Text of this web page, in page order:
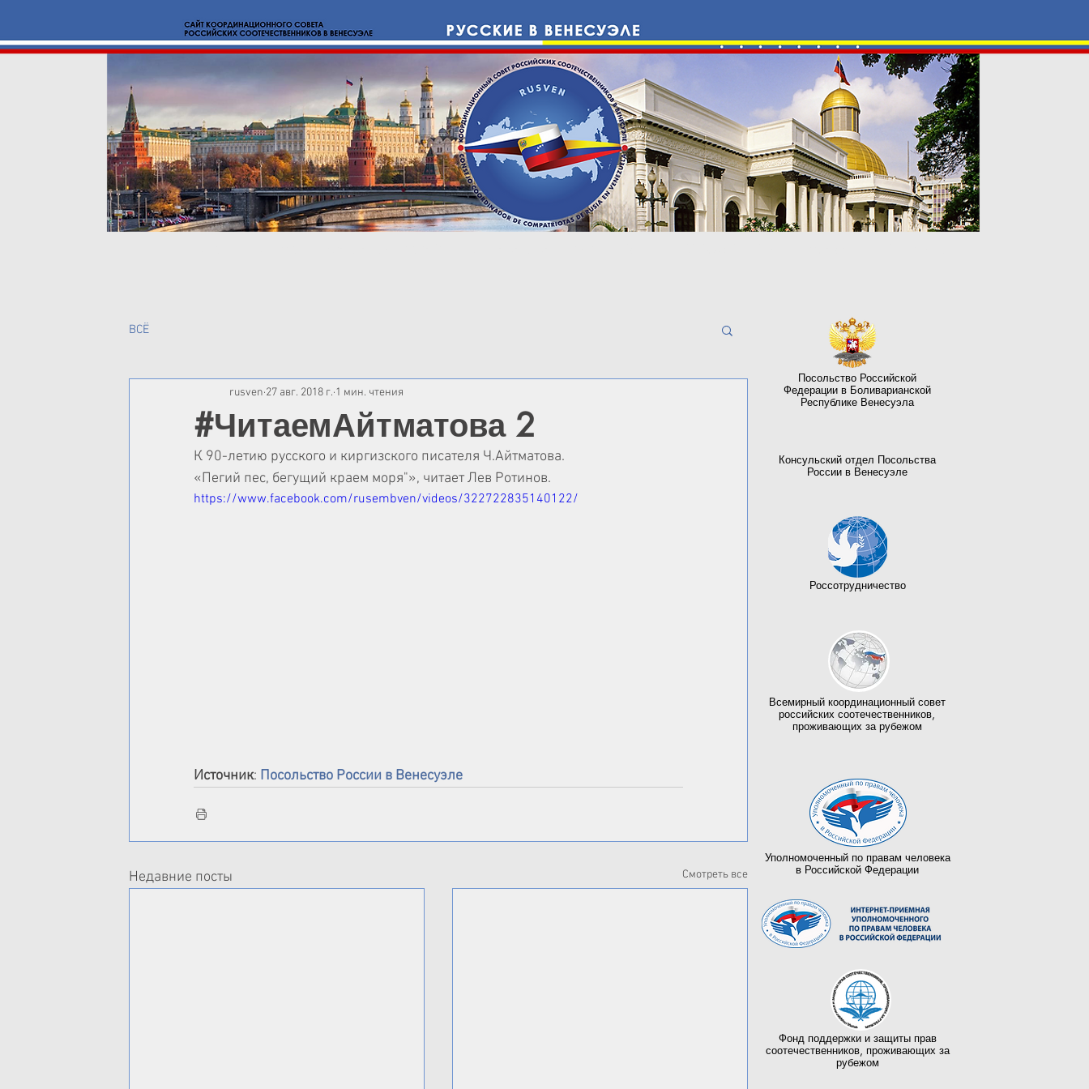
BCË
#ЧитаемАйтматова 2
rusven 27 авг. 2018 г. 1 мин. чтения
К 90-летию русского и киргизского писателя Ч.Айтматова.
«Пегий пес, бегущий краем моря"», читает Лев Ротинов.
https://www.facebook.com/rusembven/videos/322722835140122/
Источник: Посольство России в Венесуэле
Недавние посты Смотреть все
Консульский отдел Посольства
России в Венесуэле
Россотрудничество
Всемирный координационный совет
российских соотечественников,
проживающих за рубежом
Фонд поддержки и защиты прав
соотечественников, проживающих за
рубежом
Посольство Российской
Федерации в Боливарианской
Республике Венесуэла
Уполномоченный по правам человека
в Российской Федерации